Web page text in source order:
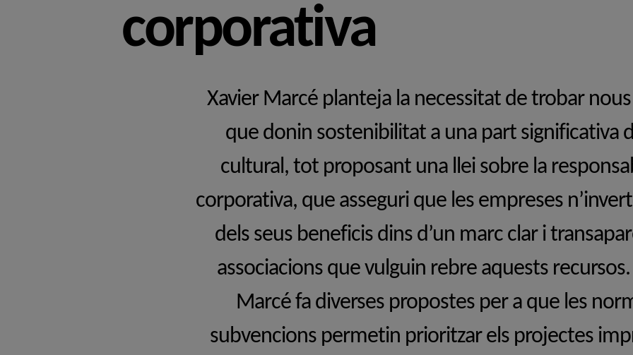
corporativa
Xavier Marcé planteja la necessitat de trobar
que donin sostenibilitat a una part significativa
cultural, tot proposant una llei sobre la
corporativa, que asseguri que les empreses
dels seus beneficis dins d’un marc clar i
associacions que vulguin rebre aquests
Marcé fa diverses propostes per a que les
subvencions permetin prioritzar els projectes